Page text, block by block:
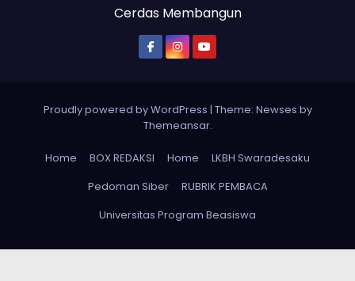
Cerdas Membangun
Proudly powered by WordPress | Theme: Newses by
Themeansar.
Home BOX REDAKSI Home
LKBH Swaradesaku
Pedoman Siber
RUBRIK PEMBACA
Universitas Program Beasiswa